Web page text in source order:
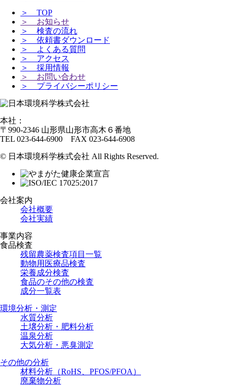
＞ TOP
＞ お知らせ
＞ 検査の流れ
＞ 依頼書ダウンロード
＞ よくある質問
＞ アクセス
＞ 採用情報
＞ お問い合わせ
＞ プライバシーポリシー
本社：
〒990-2346 山形県山形市高木６番地
TEL 023-644-6900 FAX 023-644-6908
© 日本環境科学株式会社 All Rights Reserved.
会社案内
会社概要
会社実績
事業内容
食品検査
残留農薬検査項目一覧
動物用医療品検査
栄養成分検査
食品のその他の検査
成分一覧表
環境分析・測定
水質分析
土壌分析・肥料分析
温泉分析
大気分析・悪臭測定
その他の分析
材料分析（RoHS、PFOS/PFOA）
廃棄物分析